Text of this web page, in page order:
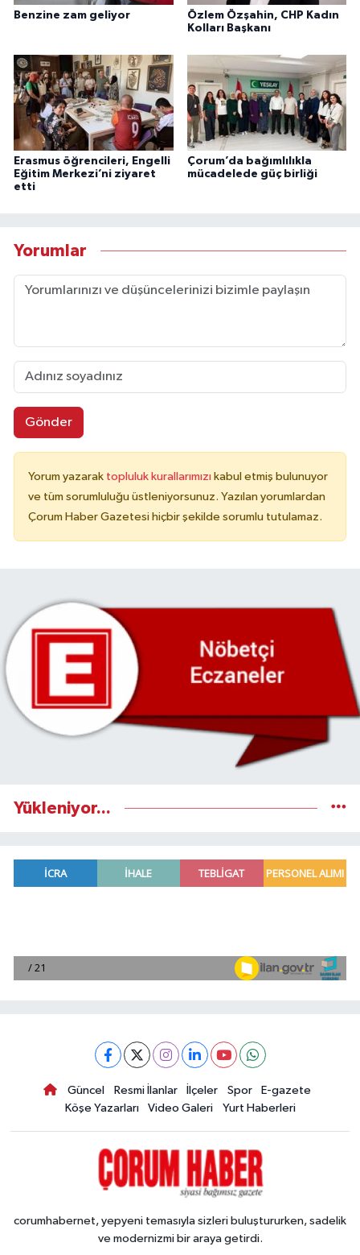
Benzine zam geliyor
Özlem Özşahin, CHP Kadın
Kolları Başkanı
Erasmus öğrencileri, Engelli
Eğitim Merkezi’ni ziyaret
etti
Çorum’da bağımlılıkla
mücadelede güç birliği
Yorumlar
Gönder
Yorum yazarak topluluk kurallarımızı kabul etmiş bulunuyor
ve tüm sorumluluğu üstleniyorsunuz. Yazılan yorumlardan
Çorum Haber Gazetesi hiçbir şekilde sorumlu tutulamaz.
Yükleniyor...
Güncel Resmi İlanlar İlçeler Spor
E-gazete
Köşe Yazarları
Video Galeri Yurt Haberleri
corumhabernet, yepyeni temasıyla sizleri buluştururken, sadelik
ve modernizmi bir araya getirdi.